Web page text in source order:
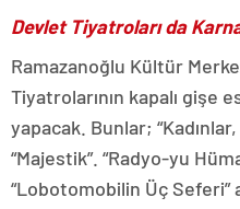
Devlet Tiyatroları da
Ramazanoğlu Kültür
Tiyatrolarının kapalı gişe
yapacak. Bunlar;
“Majestik”. “Radyo-yu
“Lobotomobilin Üç Seferi”